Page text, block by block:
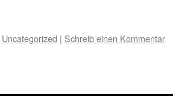
Uncategorized | Schreib einen Kommentar